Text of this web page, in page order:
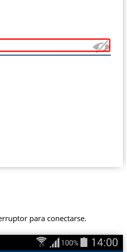
para conectarse.